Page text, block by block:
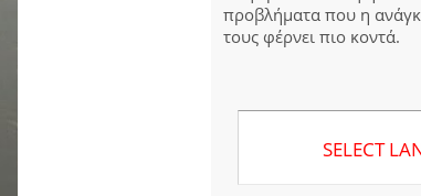
προβλήματα που η
τους φέρνει πιο κοντά.
SELECT